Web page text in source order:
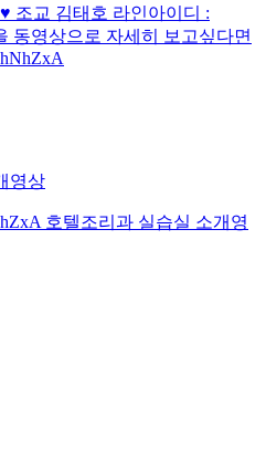
조교 김태호 라인아이디 :
동영상으로 자세히 보고싶다면
영상
호텔조리과 실습실 소개영